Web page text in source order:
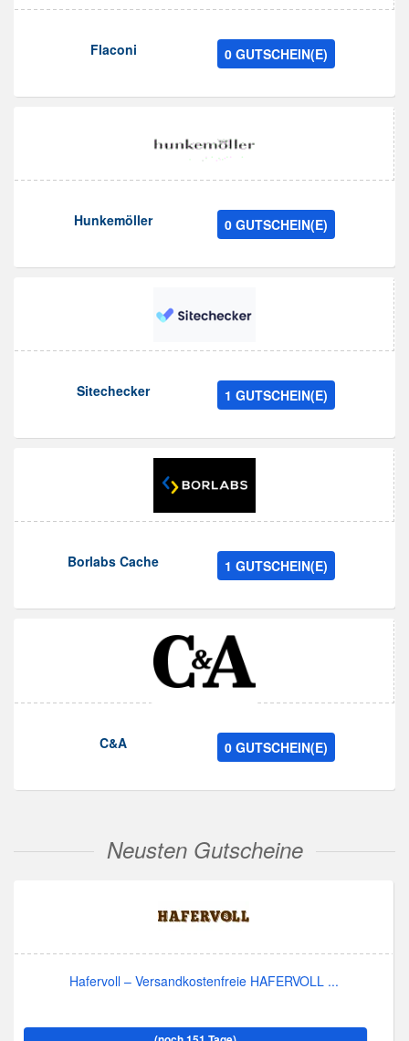
Flaconi 0 GUTSCHEIN(E)
Hunkemöller 0 GUTSCHEIN(E)
Sitechecker 1 GUTSCHEIN(E)
Borlabs Cache 1 GUTSCHEIN(E)
C&A 0 GUTSCHEIN(E)
Neusten Gutscheine
Hafervoll – Versandkostenfreie HAFERVOLL ...